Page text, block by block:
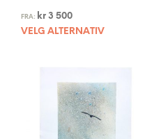
FRA: kr 3 500
VELG ALTERNATIV